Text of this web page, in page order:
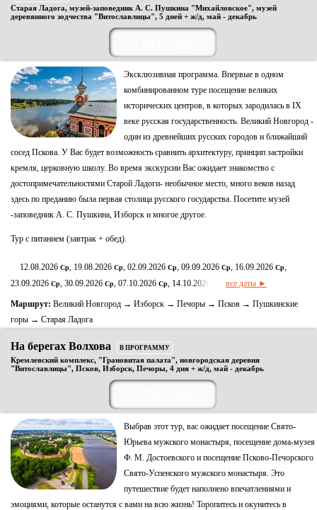
Старая Ладога, музей-заповедник А. С. Пушкина "Михайловское", музей
деревянного зодчества "Витославлицы", 5 дней + ж/д, май - декабрь
Эксклюзивная программа. Впервые в одном
комбинированном туре посещение великих
исторических центров, в которых зародилась в IX
веке русская государственность. Великий Новгород -
один из древнейших русских городов и ближайший
сосед Пскова. У Вас будет возможность сравнить архитектуру, принцип застройки
кремля, церковную школу. Во время экскурсии Вас ожидает знакомство с
достопримечательностями Старой Ладоги- необычное место, много веков назад
здесь по преданию была первая столица русского государства. Посетите музей
-заповедник А. С. Пушкина, Изборск и многое другое.
Тур с питанием (завтрак + обед).
12.08.2026 Ср, 19.08.2026 Ср, 02.09.2026 Ср, 09.09.2026 Ср, 16.09.2026 Ср,
23.09.2026 Ср, 30.09.2026 Ср, 07.10.2026 Ср, 14.10.2026 все даты ►
Маршрут: Великий Новгород → Изборск → Печоры → Псков → Пушкинские
горы → Старая Ладога
На берегах Волхова В ПРОГРАММУ
Кремлевский комплекс, "Грановитая палата", новгородская деревня
"Витославлицы", Псков, Изборск, Печоры, 4 дня + ж/д, май - декабрь
Выбрав этот тур, вас ожидает посещение Свято-
Юрьева мужского монастыря, посещение дома-музея
Ф. М. Достоевского и посещение Псково-Печорского
Свято-Успенского мужского монастыря. Это
путешествие будет наполнено впечатлениями и
эмоциями, которые останутся с вами на всю жизнь! Торопитесь и окунитесь в